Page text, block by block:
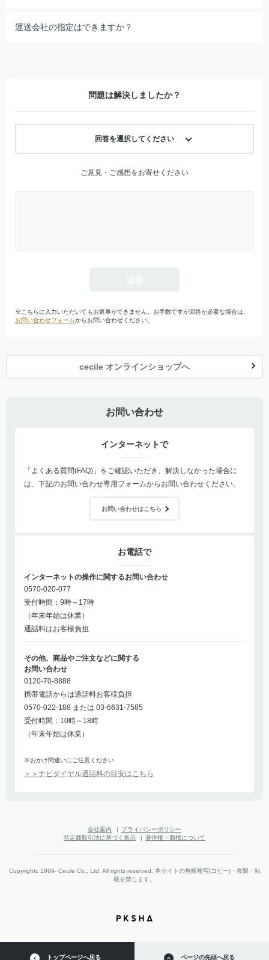
運送会社の指定はできますか？
問題は解決しましたか？
回答を選択してください
ご意見・ご感想をお寄せください
※こちらに入力いただいてもお返事ができません。お手数ですが回答が必要な場合は、
お問い合わせフォームからお問い合わせください。
cecile オンラインショップへ
お問い合わせ
インターネットで
「よくある質問(FAQ)」をご確認いただき、解決しなかった場合に
は、下記のお問い合わせ専用フォームからお問い合わせください。
お問い合わせはこちら
お電話で
インターネットの操作に関するお問い合わせ
0570-020-077
受付時間：9時～17時
（年末年始は休業）
通話料はお客様負担
その他、商品やご注文などに関する
お問い合わせ
0120-70-8888
携帯電話からは通話料お客様負担
0570-022-188 または 03-6631-7585
受付時間：10時～18時
（年末年始は休業）
※おかけ間違いにご注意ください
＞＞ナビダイヤル通話料の目安はこちら
会社案内 |
プライバシーポリシー
特定商取引法に基づく表示
| 著作権・商標について
Copyrightc 1999- Cecile Co., Ltd. All rights reserved. 本サイトの無断複写(コピー)・複製・転
載を禁じます。
トップページへ戻る ページの先頭へ戻る